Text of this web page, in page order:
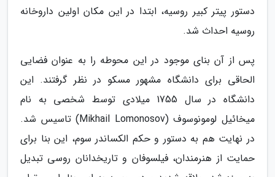
دستور پیتر کبیر روسیه، ابتدا در این مکان اولین داروخانه
روسیه احداث شد.
پس از آن بنای موجود در این محوطه را به عنوان فضایی
الحاقی برای دانشگاه مشهور مسکو در نظر گرفتند. این
دانشگاه در سال 1755 میلادی توسط شخصی به نام
میخائیل لومونوسوف (Mikhail Lomonosov) تاسیس شد.
در نهایت هم به دستور و حکم الکساندر سوم، این بنا برای
حمایت از هنرمندان، فیلسوفان و تاریخدانان روسی تبدیل